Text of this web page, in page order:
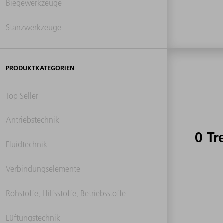
Biegewerkzeuge
Stanzwerkzeuge
PRODUKTKATEGORIEN
Top Seller
Antriebstechnik
Fluidtechnik
Verbindungselemente
Rohstoffe, Hilfsstoffe, Betriebsstoffe
Lüftungstechnik
0